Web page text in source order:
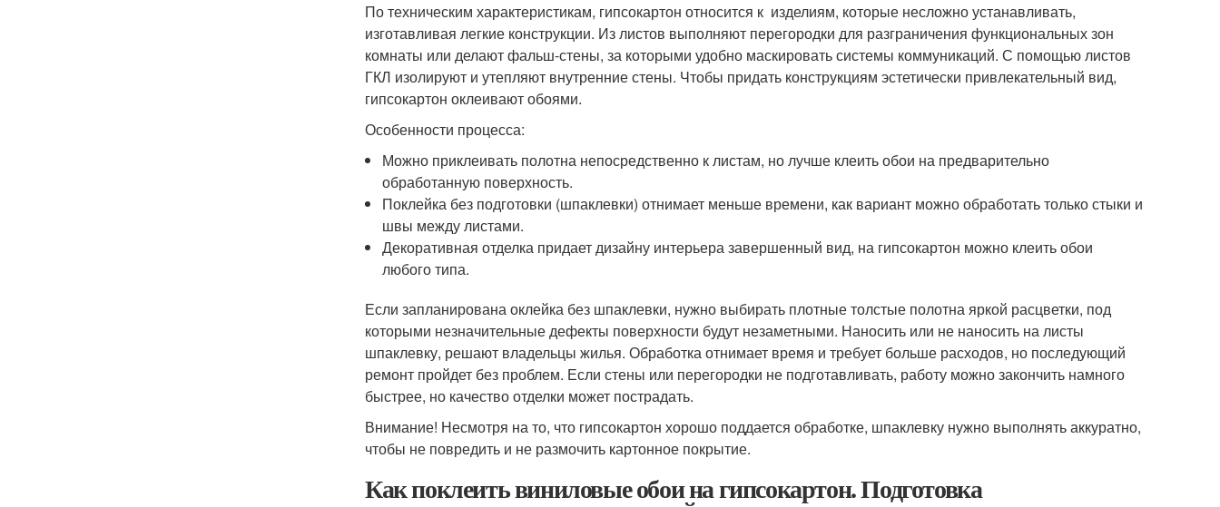
По техническим характеристикам, гипсокартон относится к изделиям, которые несложно устанавливать,
изготавливая легкие конструкции. Из листов выполняют перегородки для разграничения функциональных зон
комнаты или делают фальш-стены, за которыми удобно маскировать системы коммуникаций. С помощью листов
ГКЛ изолируют и утепляют внутренние стены. Чтобы придать конструкциям эстетически привлекательный вид,
гипсокартон оклеивают обоями.
Особенности процесса:
Можно приклеивать полотна непосредственно к листам, но лучше клеить обои на предварительно
обработанную поверхность.
Поклейка без подготовки (шпаклевки) отнимает меньше времени, как вариант можно обработать только стыки и
швы между листами.
Декоративная отделка придает дизайну интерьера завершенный вид, на гипсокартон можно клеить обои
любого типа.
Если запланирована оклейка без шпаклевки, нужно выбирать плотные толстые полотна яркой расцветки, под
которыми незначительные дефекты поверхности будут незаметными. Наносить или не наносить на листы
шпаклевку, решают владельцы жилья. Обработка отнимает время и требует больше расходов, но последующий
ремонт пройдет без проблем. Если стены или перегородки не подготавливать, работу можно закончить намного
быстрее, но качество отделки может пострадать.
Внимание! Несмотря на то, что гипсокартон хорошо поддается обработке, шпаклевку нужно выполнять аккуратно,
чтобы не повредить и не размочить картонное покрытие.
Как поклеить виниловые обои на гипсокартон. Подготовка